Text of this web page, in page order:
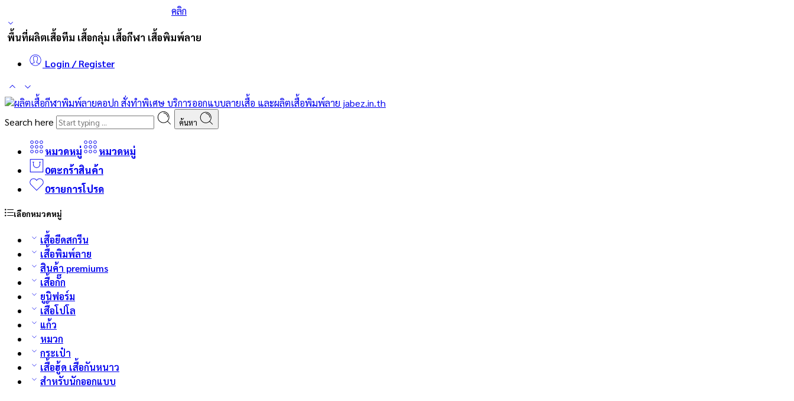
คลิก
พื้นที่ผลิตเสื้อทีม เสื้อกลุ่ม เสื้อกีฬา เสื้อพิมพ์ลาย
Login / Register
Search here ค้นหา
หมวดหมู่
หมวดหมู่
0ตะกร้าสินค้า
0รายการโปรด
เลือกหมวดหมู่
เสื้อยืดสกรีน
เสื้อพิมพ์ลาย
สินค้า premiums
เสื้อกั๊ก
ยูนิฟอร์ม
เสื้อโปโล
แก้ว
หมวก
กระเป๋า
เสื้อฮู้ด เสื้อกันหนาว
สำหรับนักออกแบบ